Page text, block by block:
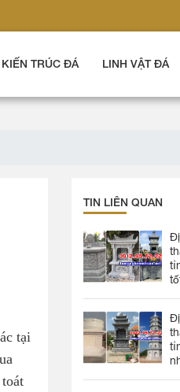
KIẾN TRÚC ĐÁ LINH VẬT ĐÁ
tại
TIN LIÊN QUAN